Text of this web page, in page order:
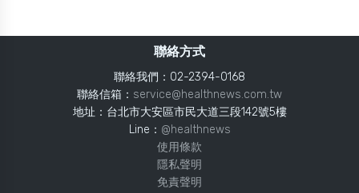
聯絡方式
聯絡我們：02-2394-0168
聯絡信箱： service@healthnews.com.tw
地址：台北市大安區市民大道三段142號5樓
Line： @healthnews
使用條款
隱私聲明
免責聲明